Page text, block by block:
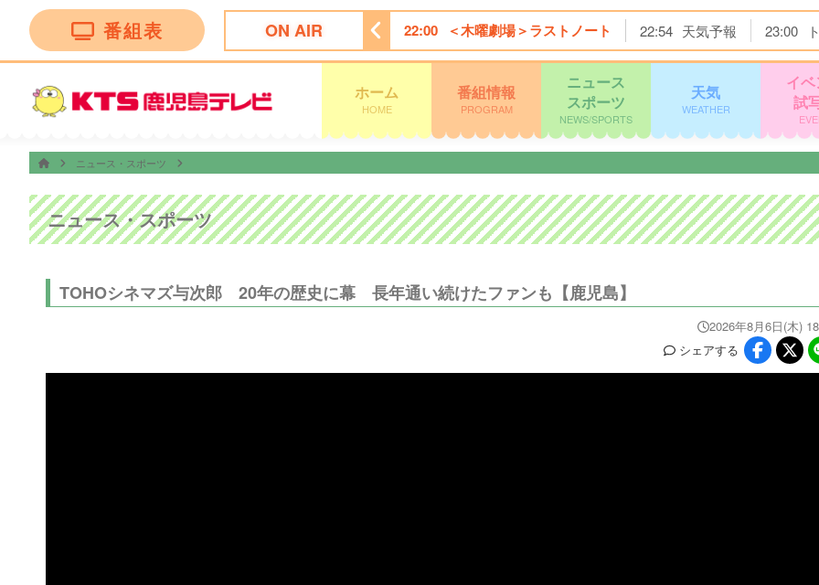
番組表 ON AIR
21:00 ナゾトレＭＡＸＸＸ 21:54 ＫＴＳニュース 22:00 ＜木曜劇場＞ラストノート 22:54 天気予報 23:00
ホーム
HOME
番組情報
PROGRAM
ニュース
スポーツ
NEWS/SPORTS
天気
WEATHER
イ
試
ニュース・スポーツ
ニュース・スポーツ
TOHOシネマズ与次郎 20年の歴史に幕 長年通い続けたファンも【鹿児島】
2026年8月6日(木)
シェアする